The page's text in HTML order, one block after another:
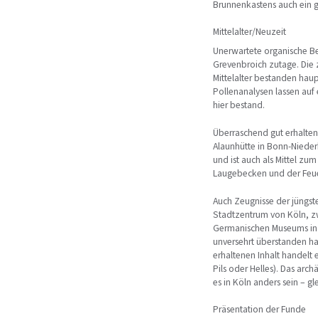
Brunnenkastens auch ein
Mittelalter/Neuzeit
Unerwartete organische
Grevenbroich zutage.
Mittelalter bestanden
Pollenanalysen lassen
hier bestand.
Überraschend gut
Alaunhütte in Bonn-
und ist auch als Mittel
Laugebecken und der
Auch Zeugnisse der
Stadtzentrum von Köln,
Germanischen Museums
unversehrt überstanden
erhaltenen Inhalt handelt
Pils oder Helles). Das
es in Köln anders sein –
Präsentation der Funde